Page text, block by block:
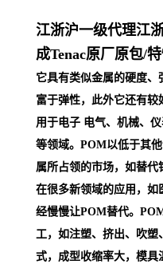
江浙沪一级代理江
成Tenac原厂原包/特
它具有类似金属的硬度
富于弹性，此外它还有
用于电子 电气、机械、
等领域。POM以低于其
属所占领的市场，如替代
在很多新领域的应用，如
经慢慢让POM替代。
工，如注塑、挤出、吹塑
式，成型收缩率大，模具